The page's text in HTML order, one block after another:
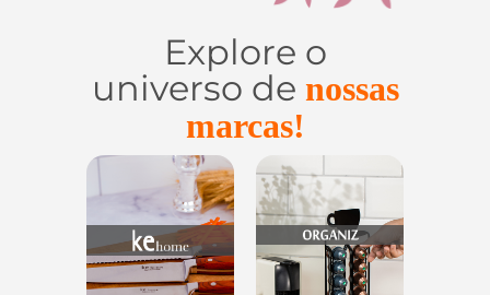
Explore o
universo de nossas
marcas!
Casa e
Organização
Utilidades de